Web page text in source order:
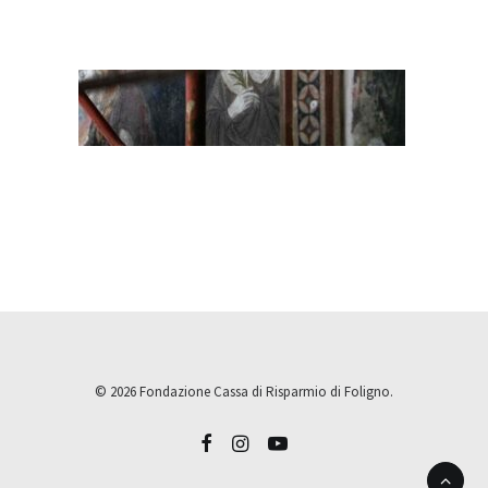
© 2026 Fondazione Cassa di Risparmio di Foligno.